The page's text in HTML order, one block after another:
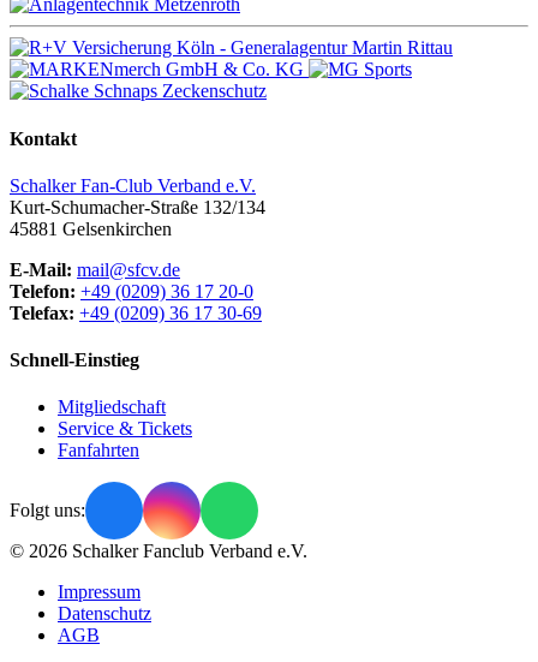
Kontakt
Schalker Fan-Club Verband e.V.
Kurt-Schumacher-Straße 132/134
45881 Gelsenkirchen
E-Mail: mail@sfcv.de
Telefon: +49 (0209) 36 17 20-0
Telefax: +49 (0209) 36 17 30-69
Schnell-Einstieg
Mitgliedschaft
Service & Tickets
Fanfahrten
Folgt uns:
© 2026 Schalker Fanclub Verband e.V.
Impressum
Datenschutz
AGB